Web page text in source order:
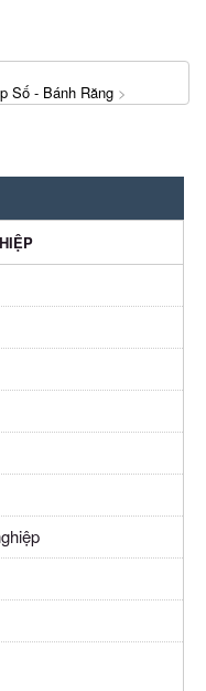
Số - Bánh Răng >